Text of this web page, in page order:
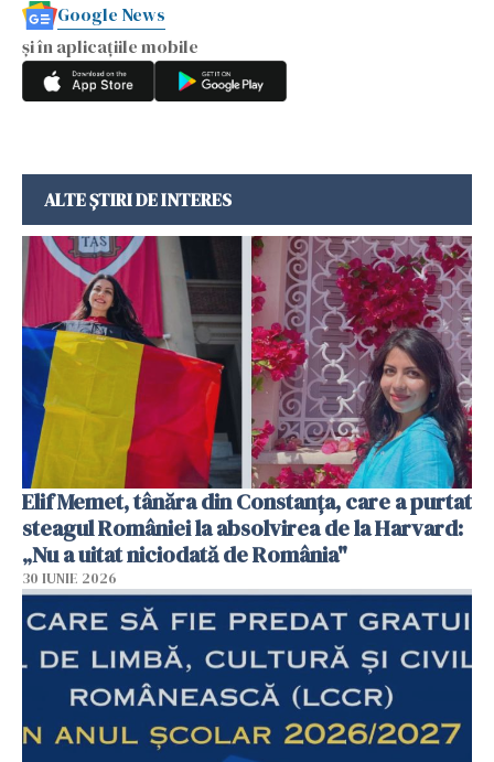
Google News
și în aplicațiile mobile
ALTE ȘTIRI DE INTERES
Elif Memet, tânăra din Constanța, care a purtat
steagul României la absolvirea de la Harvard:
„Nu a uitat niciodată de România"
30 IUNIE 2026